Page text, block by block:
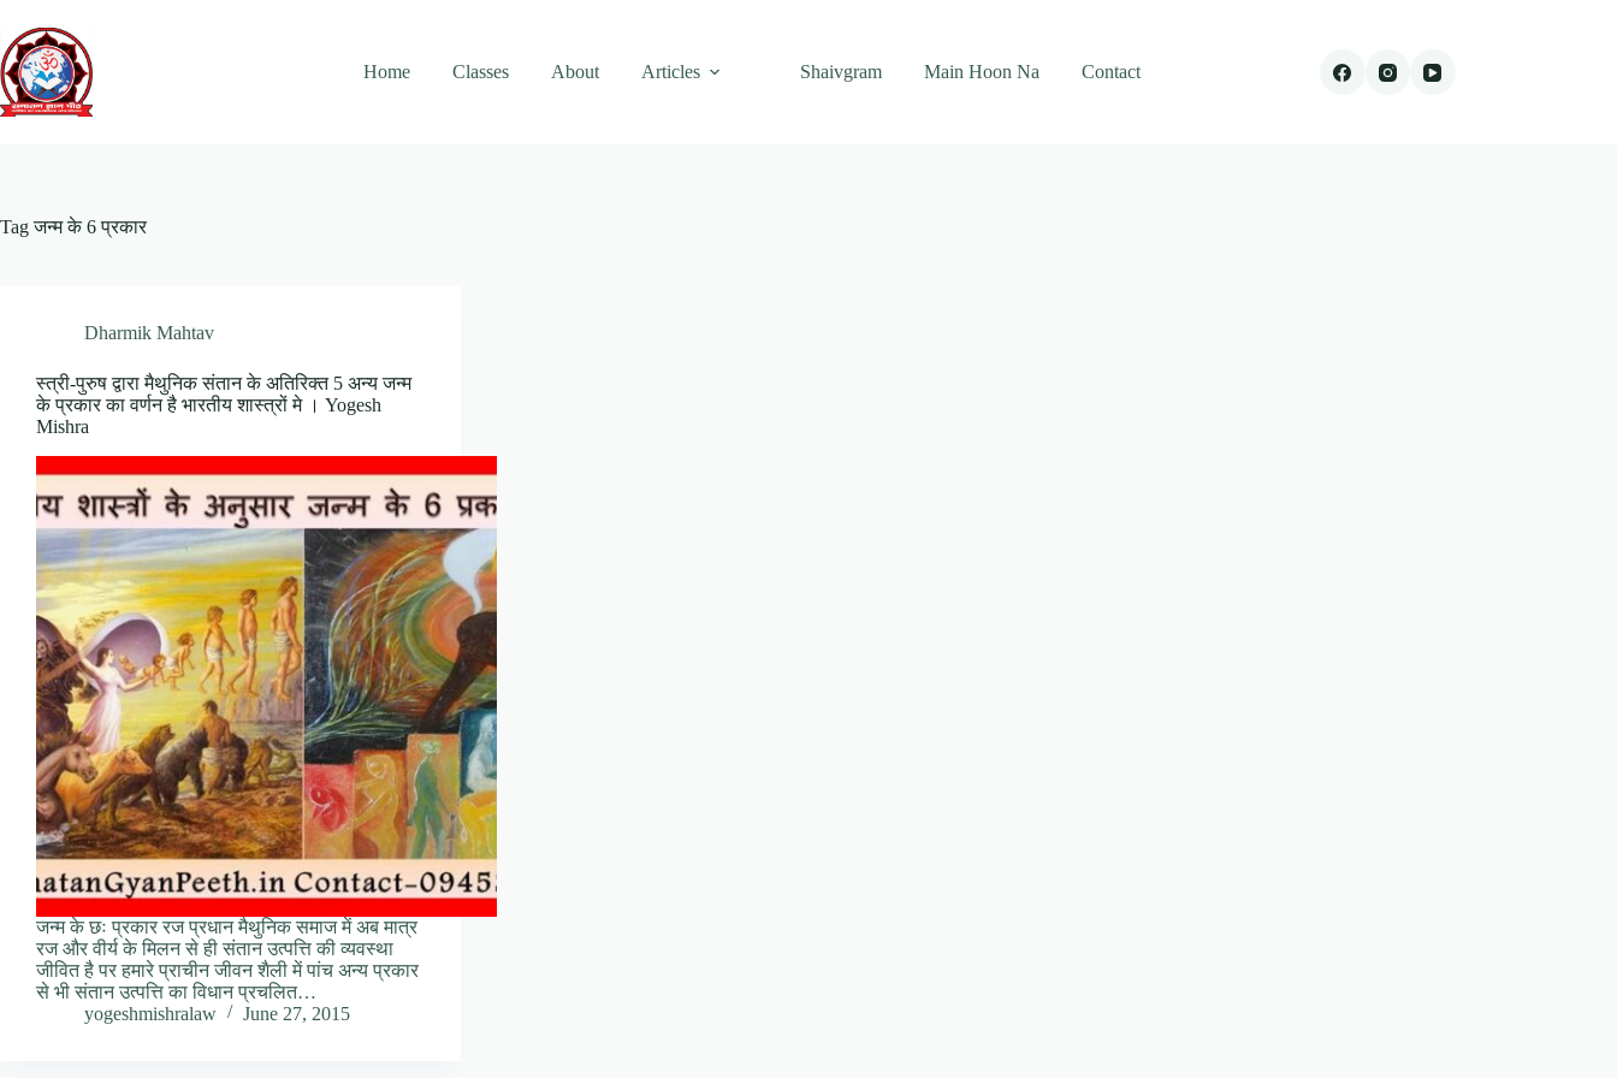
content
Home
Classes About Articles Shaivgram Main Hoon Na Contact
Tagजन्म के 6 प्रकार
Dharmik Mahtav
स्त्री-पुरुष द्वारा मैथुनिक संतान के अतिरिक्त 5 अन्य जन्म
के प्रकार का वर्णन है भारतीय शास्त्रों मे । Yogesh
Mishra
जन्म के छः प्रकार रज प्रधान मैथुनिक समाज में अब मात्र
रज और वीर्य के मिलन से ही संतान उत्पत्ति की व्यवस्था
जीवित है पर हमारे प्राचीन जीवन शैली में पांच अन्य प्रकार
से भी संतान उत्पत्ति का विधान प्रचलित…
yogeshmishralaw
June 27, 2015